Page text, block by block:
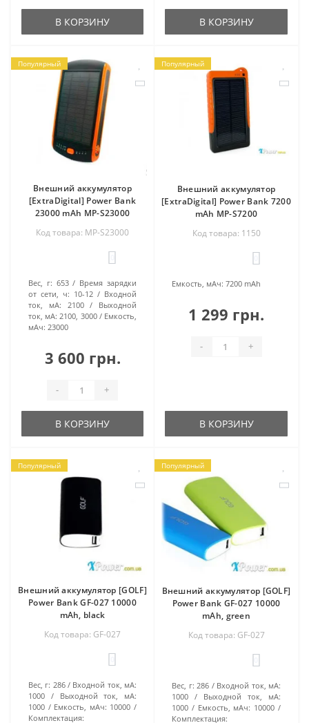
В КОРЗИНУ В КОРЗИНУ
Популярный
Внешний аккумулятор
[ExtraDigital] Power Bank
23000 mAh MP-S23000
Код товара: MP-S23000
Вес, г: 653
Время зарядки
от сети, ч: 10-12
Входной
ток, мА:
2100
Выходной
ток, мА: 2100, 3000
Емкость,
мАч: 23000
3 600 грн.
- +
В КОРЗИНУ
Популярный
Внешний аккумулятор
[ExtraDigital] Power Bank 7200
mAh MP-S7200
Код товара: 1150
Емкость, мАч: 7200 mAh
1 299 грн.
- +
В КОРЗИНУ
Популярный
Внешний аккумулятор [GOLF]
Power Bank GF-027 10000
mAh, black
Код товара: GF-027
Вес, г: 286
Входной ток, мА:
1000
Выходной ток, мА:
1000
Емкость, мАч: 10000
Комплектация:
Популярный
Внешний аккумулятор [GOLF]
Power Bank GF-027 10000
mAh, green
Код товара: GF-027
Вес, г: 286
Входной ток, мА:
1000
Выходной ток, мА:
1000
Емкость, мАч: 10000
Комплектация: